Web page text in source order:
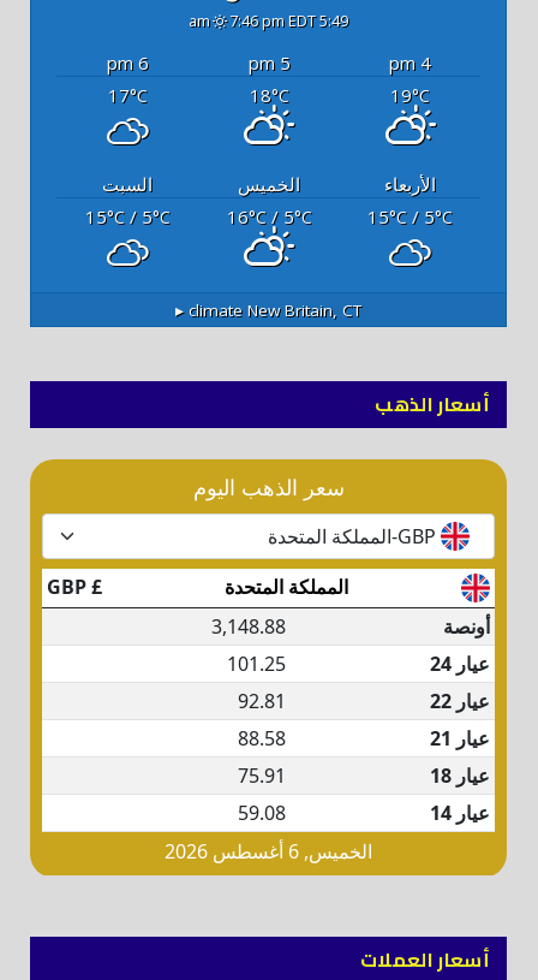
5:49 am
7:46 pm EDT
4 pm
5 pm
6 pm
19°C
18°C
17°C
الأربعاء الخميس
السبت
15°C / 5°C
16°C/ 5°C
15°C/ 5°C
New Britain, CT
أسعار الذهب
أسعار العملات